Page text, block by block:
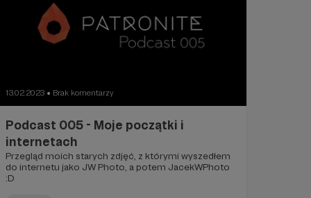
13.02.2023 ● Brak komentarzy
Podcast 005 - Moje początki i
internetach
Przegląd moich starych zdjęć, z którymi wyszedłem
do internetu jako JW Photo, a potem JacekWPhoto
:D